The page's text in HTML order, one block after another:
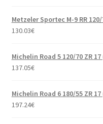
Metzeler Sportec M-9 RR
130.03€
Michelin Road 5 120/70 ZR
137.05€
Michelin Road 6 180/55 ZR
197.24€